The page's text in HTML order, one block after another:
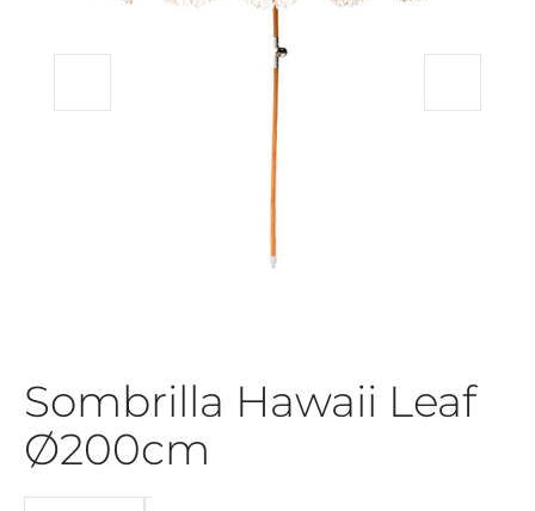
Sombrilla Hawaii Leaf
Ø200cm